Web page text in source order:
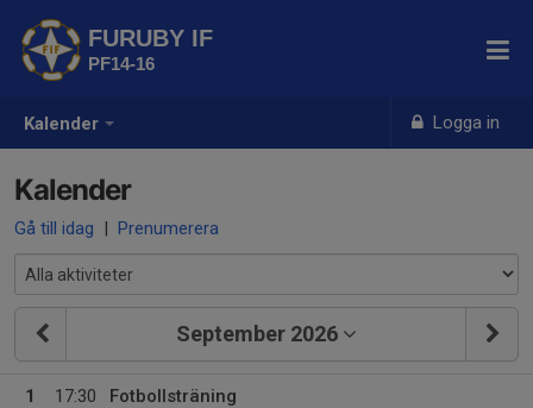
Kalender Logga in
FURUBY IF
PF14-16
Kalender
Gå till idag | Prenumerera
September 2026
1
17:30
Fotbollsträning